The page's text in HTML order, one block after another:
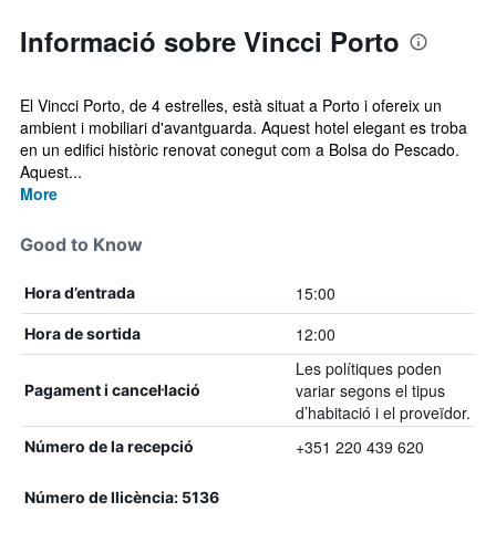
Informació sobre Vincci Porto
El Vincci Porto, de 4 estrelles, està situat a Porto i ofereix un
ambient i mobiliari d'avantguarda. Aquest hotel elegant es troba
en un edifici històric renovat conegut com a Bolsa do Pescado.
Aquest...
More
Good to Know
Hora d’entrada 15:00
Hora de sortida 12:00
Pagament i cancel·lació
Les polítiques poden
variar segons el tipus
d’habitació i el proveïdor.
Número de la recepció +351 220 439 620
Número de llicència: 5136